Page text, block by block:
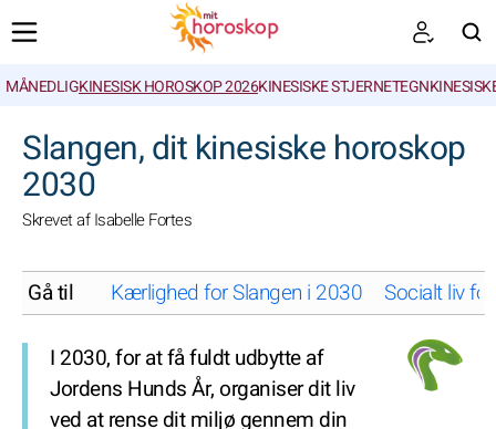
MÅNEDLIGKINESISK HOROSKOP 2026KINESISKE STJERNETEGN
Slangen, dit kinesiske horoskop
2030
Skrevet af Isabelle Fortes
Gå til Kærlighed for Slangen i 2030 Socialt liv
I 2030, for at få fuldt udbytte af
Jordens Hunds År, organiser dit liv
ved at rense dit miljø gennem din